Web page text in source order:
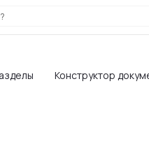
Конструктор